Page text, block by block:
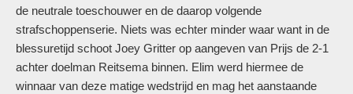
de neutrale toeschouwer en de daarop volgende
strafschoppenserie. Niets was echter minder waar want in de
blessuretijd schoot Joey Gritter op aangeven van Prijs de 2-1
achter doelman Reitsema binnen. Elim werd hiermee de
winnaar van deze matige wedstrijd en mag het aanstaande